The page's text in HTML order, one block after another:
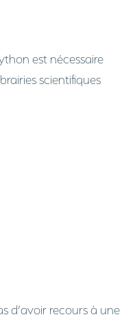
est nécessaire
scientifiques
d’avoir recours à une